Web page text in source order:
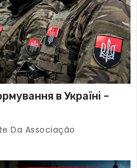
в Україні –
Da Associação